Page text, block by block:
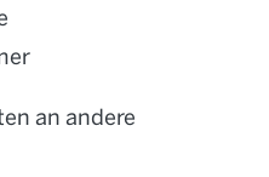
an andere